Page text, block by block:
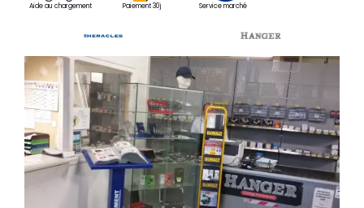
Aide au chargement Paiement 30j Service marché